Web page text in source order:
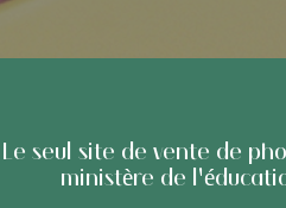
Le seul site de vente de
ministère de